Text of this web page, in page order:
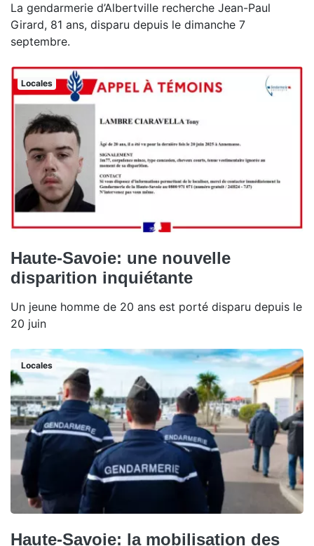
La gendarmerie d’Albertville recherche Jean-Paul
Girard, 81 ans, disparu depuis le dimanche 7
septembre.
Locales
Haute-Savoie: une nouvelle
disparition inquiétante
Un jeune homme de 20 ans est porté disparu depuis le
20 juin
Locales
Haute-Savoie: la mobilisation des